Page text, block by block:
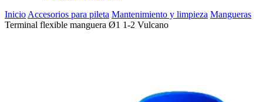
Inicio Accesorios para pileta Mantenimiento y limpieza Mangueras
Terminal flexible manguera Ø1 1-2 Vulcano